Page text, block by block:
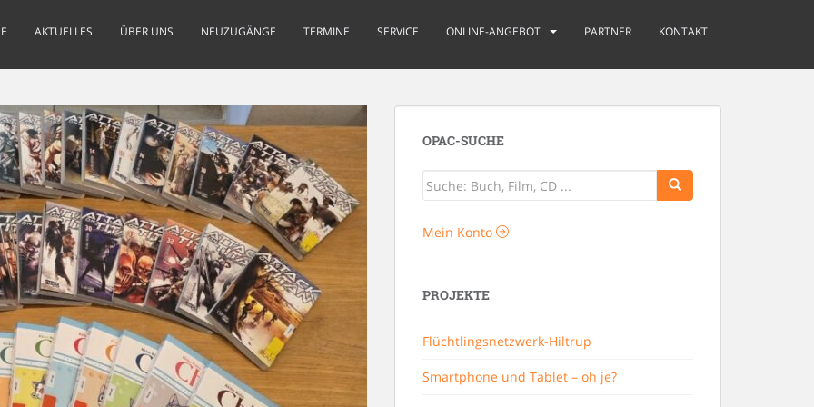
AKTUELLES ÜBER UNS NEUZUGÄNGE TERMINE SERVICE ONLINE-ANGEBOT PARTNER KONTAKT
OPAC-SUCHE
Mein Konto
PROJEKTE
Flüchtlingsnetzwerk-Hiltrup
Smartphone und Tablet – oh je?